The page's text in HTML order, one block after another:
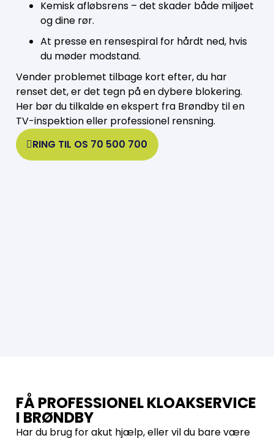
Kemisk afløbsrens – det skader både miljøet
og dine rør.
At presse en rensespiral for hårdt ned, hvis
du møder modstand.
Vender problemet tilbage kort efter, du har
renset det, er det tegn på en dybere blokering.
Her bør du tilkalde en ekspert fra Brøndby til en
TV-inspektion eller professionel rensning.
RING TIL OS 70 500 700
FÅ PROFESSIONEL KLOAKSERVICE
I BRØNDBY
Har du brug for akut hjælp, eller vil du bare være